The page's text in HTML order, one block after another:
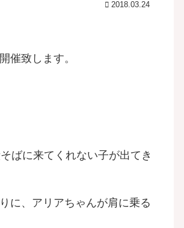
2018.03.24
催致します。
ばに来てくれない子が出てき
に、アリアちゃんが肩に乗る